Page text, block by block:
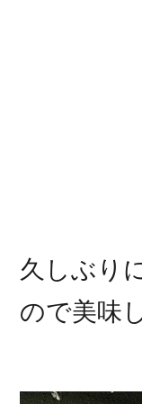
久しぶり
ので美味